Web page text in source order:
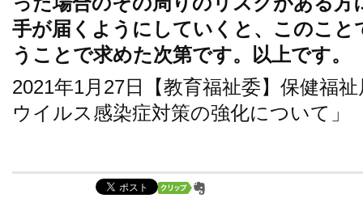
手が届くようにしていくと、このこと
うことで求めた次第です。以上です。
2021年1月27日【教育福祉委】保健福
ウイルス感染症対策の強化について」